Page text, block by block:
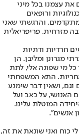
את עצמנו בכל מיני
ורופאים
והרגשתי שאני
מזרחית, פריפריאלית
חרדיות ודתיות
מגרונן ומליבן. הן
מי שפונה אלי, לתת
התא המשפחתי
וגם, ושאין דבר שימנע
האנושי, על כאב ועל
המוטלת עלינו.
אנשים".
כוח ואני שונאת את זה,